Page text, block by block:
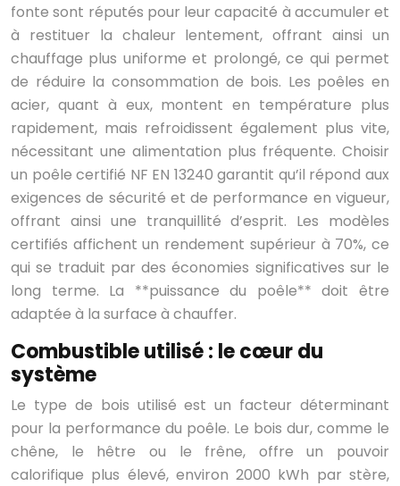
fonte sont réputés pour leur capacité à accumuler et
à restituer la chaleur lentement, offrant ainsi un
chauffage plus uniforme et prolongé, ce qui permet
de réduire la consommation de bois. Les poêles en
acier, quant à eux, montent en température plus
rapidement, mais refroidissent également plus vite,
nécessitant une alimentation plus fréquente. Choisir
un poêle certifié NF EN 13240 garantit qu’il répond aux
exigences de sécurité et de performance en vigueur,
offrant ainsi une tranquillité d’esprit. Les modèles
certifiés affichent un rendement supérieur à 70%, ce
qui se traduit par des économies significatives sur le
long terme. La **puissance du poêle** doit être
adaptée à la surface à chauffer.
Combustible utilisé : le cœur du
système
Le type de bois utilisé est un facteur déterminant
pour la performance du poêle. Le bois dur, comme le
chêne, le hêtre ou le frêne, offre un pouvoir
calorifique plus élevé, environ 2000 kWh par stère,